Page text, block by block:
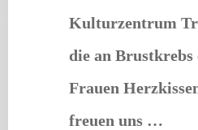
Kulturzentrum
die an
Frauen
freuen uns …